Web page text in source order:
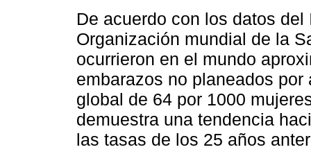
De acuerdo con los datos
Organización mundial de la
ocurrieron en el mundo
embarazos no planeados
global de 64 por 1000
demuestra una tendencia
las tasas de los 25 años